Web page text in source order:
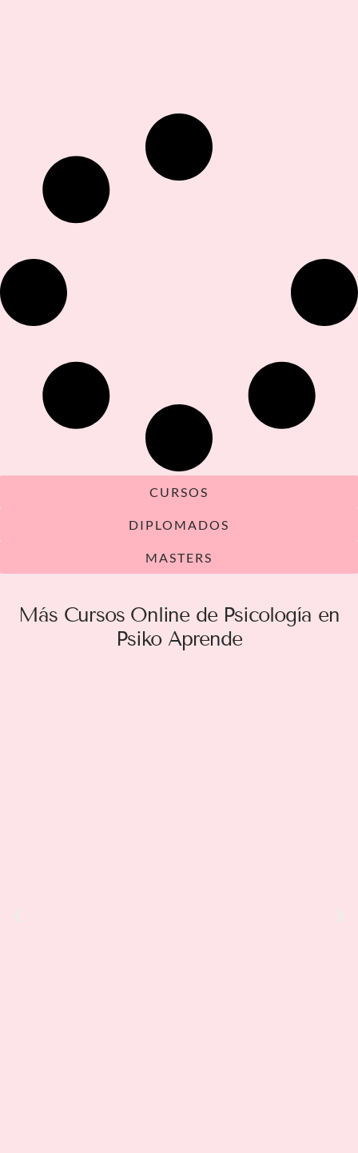
CURSOS
DIPLOMADOS
MASTERS
Más Cursos Online de Psicología en
Psiko Aprende